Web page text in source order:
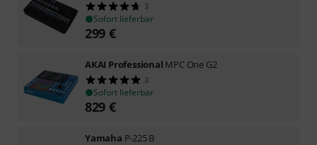
3
Sofort lieferbar
299 €
AKAI Professional MPC One G2
3
Sofort lieferbar
829 €
Yamaha P-225 B